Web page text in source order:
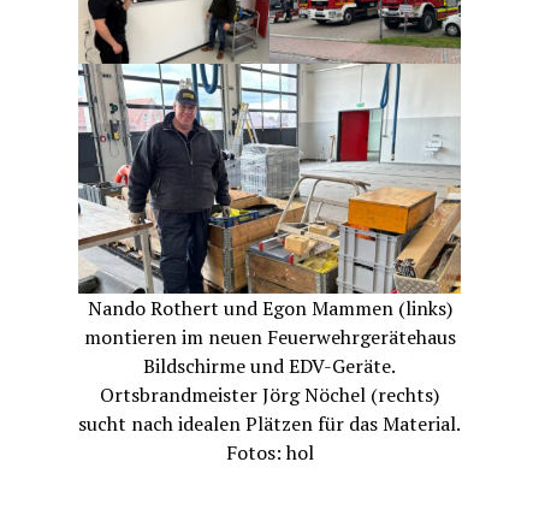
Nando Rothert und Egon Mammen (links)
montieren im neuen Feuerwehrgerätehaus
Bildschirme und EDV-Geräte.
Ortsbrandmeister Jörg Nöchel (rechts)
sucht nach idealen Plätzen für das Material.
Fotos: hol